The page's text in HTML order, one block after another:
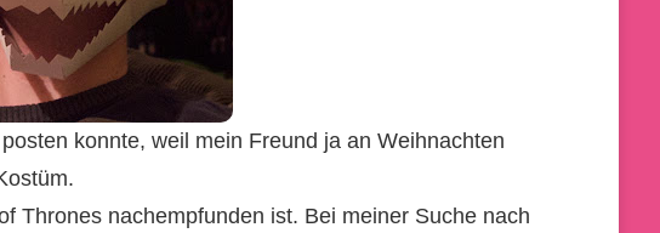
konnte, weil mein Freund ja an Weihnachten
Thrones nachempfunden ist. Bei meiner Suche nach